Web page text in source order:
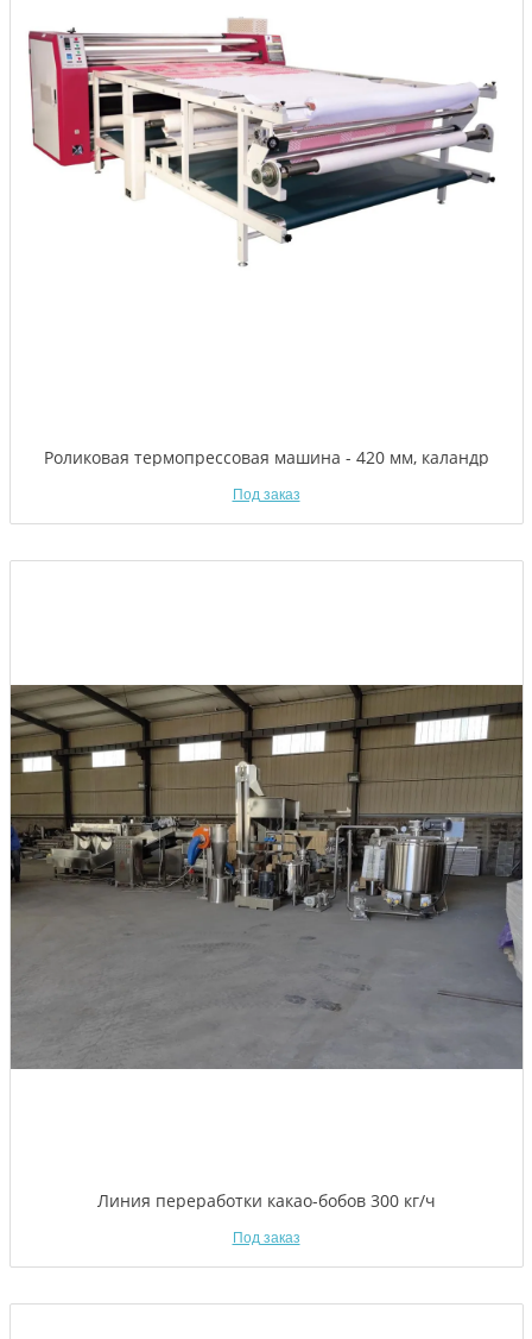
Роликовая термопрессовая машина - 420 мм, каландр
Под заказ
Линия переработки какао-бобов 300 кг/ч
Под заказ